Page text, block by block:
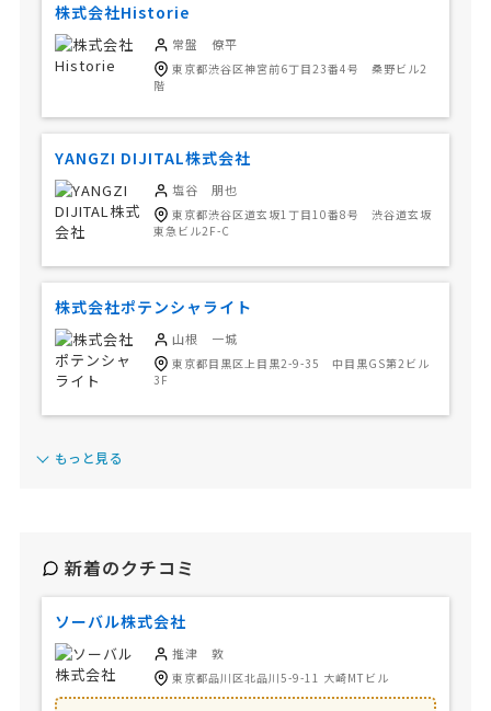
株式会社Historie
常盤 僚平
東京都渋谷区神宮前6丁目23番4号 桑野ビル2
階
YANGZI DIJITAL株式会社
塩谷 朋也
東京都渋谷区道玄坂1丁目10番8号 渋谷道玄坂
東急ビル2F-C
株式会社ポテンシャライト
山根 一城
東京都目黒区上目黒2-9-35 中目黒GS第2ビル
3F
もっと見る
新着のクチコミ
ソーバル株式会社
推津 敦
東京都品川区北品川5-9-11 大崎MTビル